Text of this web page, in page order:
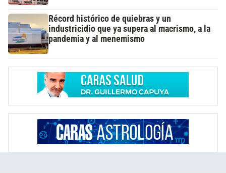
Récord histórico de quiebras y un
industricidio que ya supera al macrismo, a la
pandemia y al menemismo